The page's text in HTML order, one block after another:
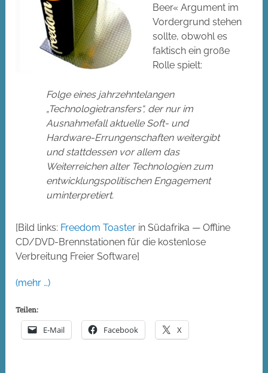
Beer« Argument im
Vordergrund stehen
sollte, obwohl es
faktisch ein große
Rolle spielt:
Folge eines jahrzehntelangen
„Technologietransfers“, der nur im
Ausnahmefall aktuelle Soft- und
Hardware-Errungenschaften weitergibt
und stattdessen vor allem das
Weiterreichen alter Technologien zum
entwicklungspolitischen Engagement
uminterpretiert.
[Bild links: Freedom Toaster in Südafrika — Offline
CD/DVD-Brennstationen für die kostenlose
Verbreitung Freier Software]
(mehr …)
Teilen:
E-Mail Facebook X